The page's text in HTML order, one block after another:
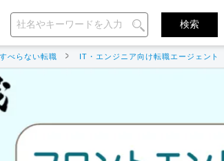
すべらない転職 IT・エンジニア向け転職エージェント